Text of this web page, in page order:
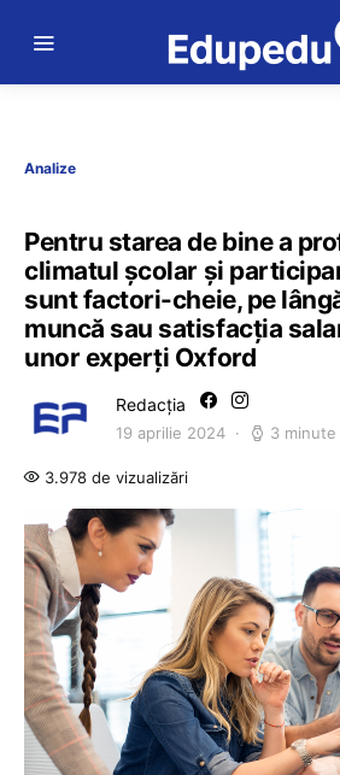
Analize
Pentru starea de bine a
climatul școlar și
sunt factori-cheie, pe
muncă sau satisfacția
unor experți Oxford
Redacția
19 aprilie 2024 3 minute
3.978 de vizualizări